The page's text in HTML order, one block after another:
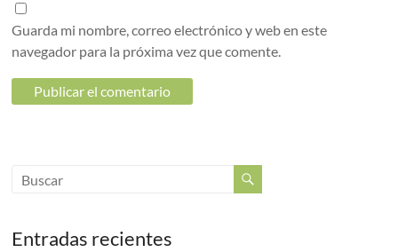
Guarda mi nombre, correo electrónico y web en este
navegador para la próxima vez que comente.
Entradas recientes